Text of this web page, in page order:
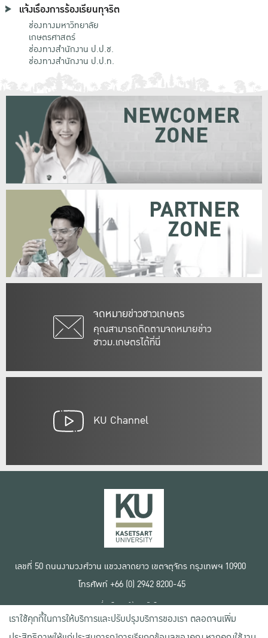
แจ้งเรื่องการร้องเรียนทุจริต
ช่องทางมหาวิทยาลัย
เกษตรศาสตร์
ช่องทางสำนักงาน ป.ป.ช.
ช่องทางสำนักงาน ป.ป.ท.
จดหมายข่าวชาวเกษตร
คุณสามารถติดตามจดหมายข่าว
ชาวม.เกษตรได้ที่นี่
NEWCOMER
ZONE
PARTNER
ZONE
KU Channel
เลขที่ 50 ถนนงามวงศ์วาน แขวงลาดยาว เขตจตุจักร กรุงเทพฯ 10900
โทรศัพท์ +66 (0) 2942 8200-45
เงื่อนไขการใช้งานเว็บไซต์
ข้อตกลงด้านสิทธิ์ใช้งาน
นโยบายความเป็นส่วนตัว
เราใช้คุกกี้ในการให้บริการและปรับปรุงบริการของเรา ตลอดจนเพิ่ม